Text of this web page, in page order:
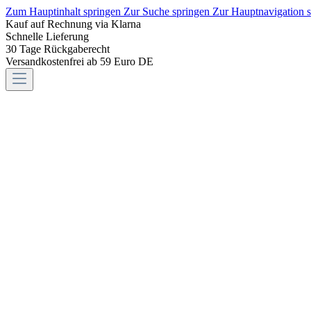
Zum Hauptinhalt springen Zur Suche springen Zur Hauptnavigation
Kauf auf Rechnung via Klarna
Schnelle Lieferung
30 Tage Rückgaberecht
Versandkostenfrei ab 59 Euro DE